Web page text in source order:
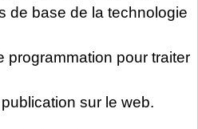
de base de la technologie
programmation pour traiter
sur le web.